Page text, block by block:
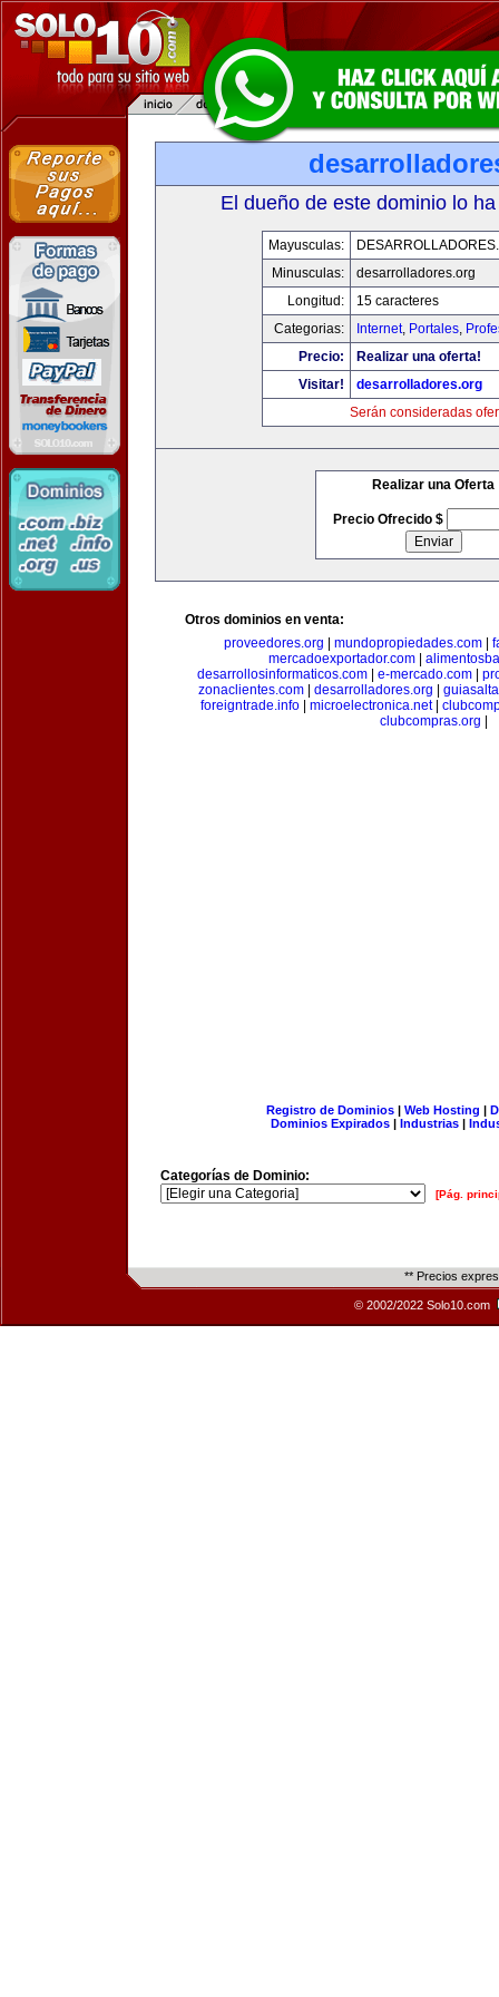
El dueño de este dominio lo
Mayusculas:
Minusculas:
desarrolladores.org
Longitud:
15 caracteres
Categorias:
Internet, Portales,
Precio:
Realizar una oferta!
Visitar!
desarrolladores.org
Serán consideradas
Realizar una Oferta
Precio Ofrecido $
Otros dominios en venta:
proveedores.org
mundopropiedades.com|
mercadoexportador.com|
desarrollosinformaticos.com| e-mercado.com|
zonaclientes.com| desarrolladores.org
foreigntrade.info
microelectronica.net|
clubcompras.org
Registro de Dominios| Web Hosting |
Dominios Expirados | Industrias |
Categorías de Dominio:
[Pág.
** Precios
© 2002/2022 Solo10.com